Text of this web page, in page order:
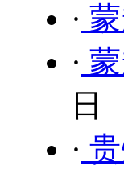
·
·
日
·